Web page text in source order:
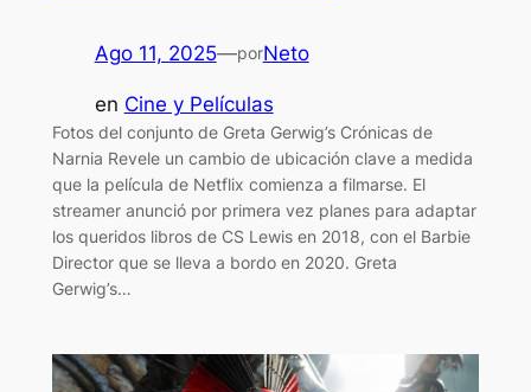
Ago 11, 2025—porNeto
en Cine y Películas
Fotos del conjunto de Greta Gerwig’s Crónicas de
Narnia Revele un cambio de ubicación clave a medida
que la película de Netflix comienza a filmarse. El
streamer anunció por primera vez planes para adaptar
los queridos libros de CS Lewis en 2018, con el Barbie
Director que se lleva a bordo en 2020. Greta
Gerwig’s…